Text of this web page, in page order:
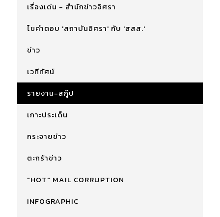
เรื่องเด่น - สำนักข่าวอิศรา
ไขคำตอบ 'สถาบันอิศรา' กับ 'สสส.'
ข่าว
เวทีทัศน์
รายงาน-สกู๊ป
เกาะประเด็น
กระจายข่าว
ตะกร้าข่าว
"HOT" MAIL CORRUPTION
INFOGRAPHIC